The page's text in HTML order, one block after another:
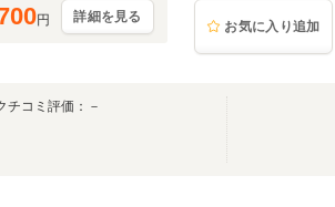
円 詳細を見る
お気に入り追加
チコミ評価：－